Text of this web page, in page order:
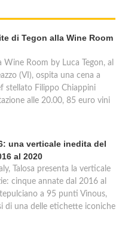
di Tegon alla Wine Room
Room by Luca Tegon, al
(VI), ospita una cena a
stellato Filippo Chiappini
alle 20.00, 85 euro vini
una verticale inedita del
al 2020
Talosa presenta la verticale
cinque annate dal 2016 al
a 95 punti Vinous,
di una delle etichette iconiche